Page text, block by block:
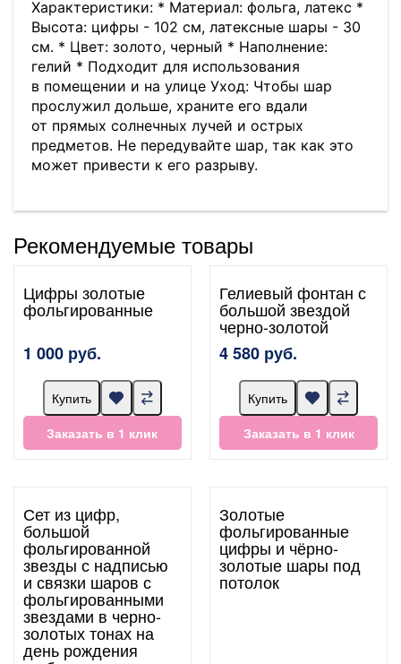
Характеристики: * Материал: фольга, латекс *
Высота: цифры - 102 см, латексные шары - 30
см. * Цвет: золото, черный * Наполнение:
гелий * Подходит для использования
в помещении и на улице Уход: Чтобы шар
прослужил дольше, храните его вдали
от прямых солнечных лучей и острых
предметов. Не передувайте шар, так как это
может привести к его разрыву.
Рекомендуемые товары
Цифры золотые
фольгированные
1 000 руб.
Купить
Заказать в 1 клик
Гелиевый фонтан с
большой звездой
черно-золотой
4 580 руб.
Купить
Заказать в 1 клик
Сет из цифр,
большой
фольгированной
звезды с надписью
и связки шаров с
фольгированными
звездами в черно-
золотых тонах на
день рождения
Золотые
фольгированные
цифры и чёрно-
золотые шары под
потолок